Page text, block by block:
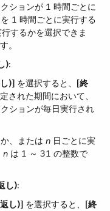
ションが 1 時間ごとに
1 時間ごとに実行する
するかを選択できま
。
)​:
)] ​ を選択すると、​ [終
された期間において、
ションが毎日実行され
、または n ​ 日ごとに実
n ​ は 1 ～ 31 の整数で
し)​:
し)] ​ を選択すると、​ [終